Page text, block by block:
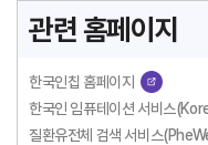
관련 홈페이지
한국인칩 홈페이지
한국인 임퓨테이션 서비스
질환유전체 검색 서비스